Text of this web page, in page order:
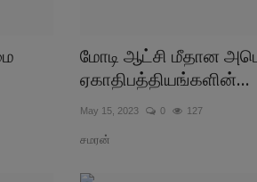
மோடி ஆட்சி மீதான
ஏகாதிபத்தியங்களின்...
May 15, 2023 0 127
சமரன்